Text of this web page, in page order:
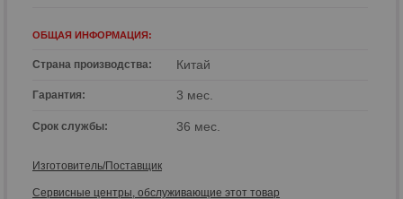
ОБЩАЯ ИНФОРМАЦИЯ:
Страна производства: Китай
Гарантия: 3 мес.
Срок службы: 36 мес.
Изготовитель/Поставщик
Сервисные центры, обслуживающие этот товар